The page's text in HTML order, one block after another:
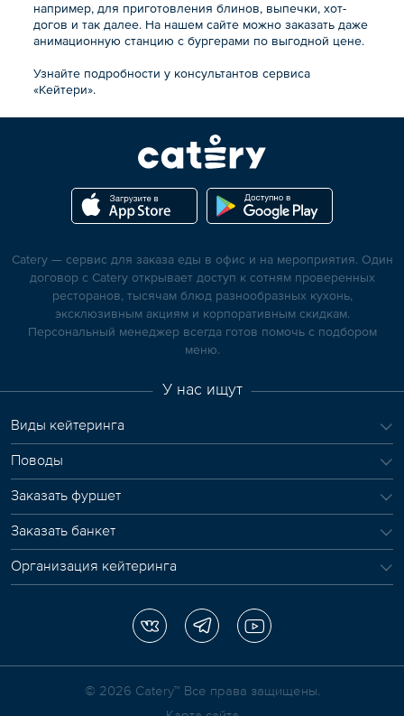
например, для приготовления блинов, выпечки, хот-
догов и так далее. На нашем сайте можно заказать даже
анимационную станцию с бургерами по выгодной цене.
Узнайте подробности у консультантов сервиса
«Кейтери».
Catery — сервис для заказа еды в офис и на мероприятия. Один
договор с Catery открывает доступ к сотням проверенных
ресторанов, тысячам блюд разнообразных кухонь,
эксклюзивным акциям и корпоративным скидкам.
Персональный менеджер всегда готов помочь с подбором
меню.
У нас ищут
Виды кейтеринга
Поводы
Заказать фуршет
Заказать банкет
Организация кейтеринга
© 2026 Сatery™ Все права защищены.